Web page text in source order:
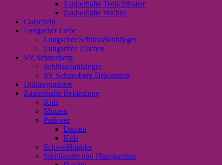
Zauberhafte Teelichthalter
Zauberhafte Wichtel
Gutschein
Lungscher Liebe
Lungscher Schlüsselanhänger
Lungscher Taschen
SV Schneeberg
Schlüsselanhänger
SV Schneeberg Dekoration
Unkategorisiert
Zauberhafte Bekleidung
Kids
Mützen
Pullover
Damen
Kids
Schweißbänder
Stirnbänder und Haargummis